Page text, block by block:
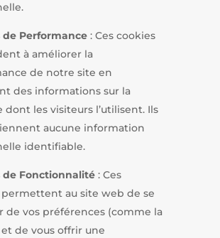
de Performance: Ces cookies
à améliorer la
de notre site en
des informations sur la
dont les visiteurs l’utilisent. Ils
aucune information
identifiable.
de Fonctionnalité: Ces
au site web de se
de vos préférences (comme la
de vous offrir une